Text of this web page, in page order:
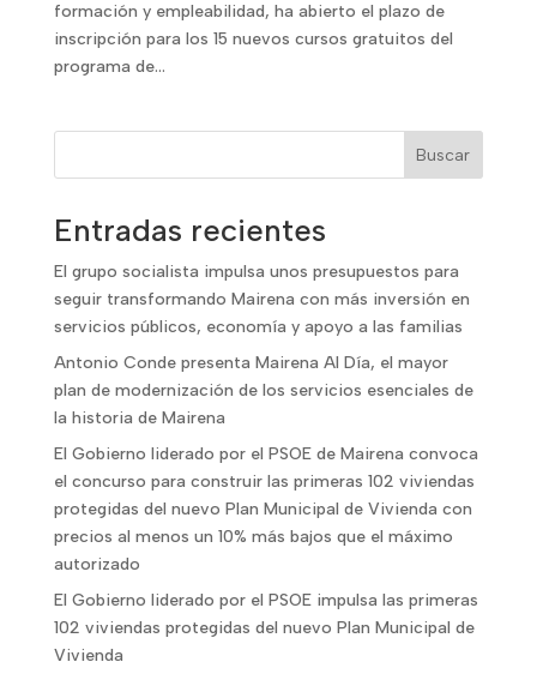
formación y empleabilidad, ha abierto el plazo de
inscripción para los 15 nuevos cursos gratuitos del
programa de...
Buscar
Entradas recientes
El grupo socialista impulsa unos presupuestos para
seguir transformando Mairena con más inversión en
servicios públicos, economía y apoyo a las familias
Antonio Conde presenta Mairena Al Día, el mayor
plan de modernización de los servicios esenciales de
la historia de Mairena
El Gobierno liderado por el PSOE de Mairena convoca
el concurso para construir las primeras 102 viviendas
protegidas del nuevo Plan Municipal de Vivienda con
precios al menos un 10% más bajos que el máximo
autorizado
El Gobierno liderado por el PSOE impulsa las primeras
102 viviendas protegidas del nuevo Plan Municipal de
Vivienda